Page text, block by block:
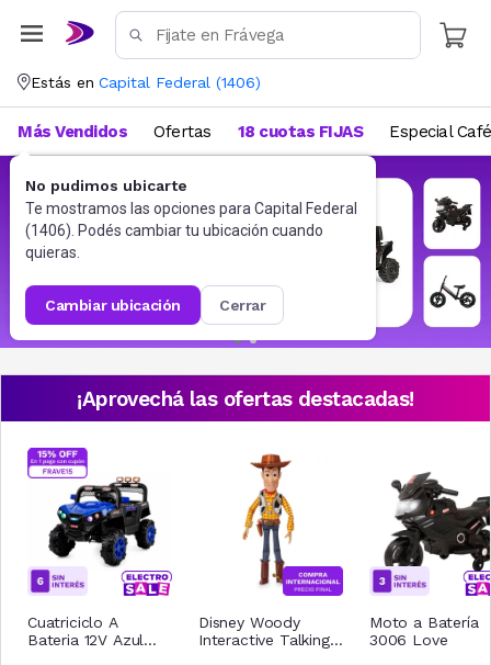
Estás en Capital Federal (1406)
No pudimos ubicarte
Te mostramos las opciones para Capital Federal
(1406). Podés cambiar tu ubicación cuando
quieras.
cambiar ubicación cerrar
Más Vendidos Ofertas 18 cuotas FIJAS Especial Café
¡Aprovechá las ofertas destacadas!
Cuatriciclo A
Bateria 12V Azul
Disney Woody
Interactive Talking
Moto a Batería
3006 Love